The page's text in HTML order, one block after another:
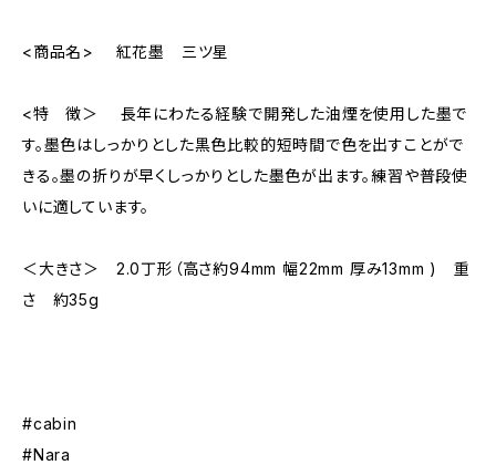
<商品名> 紅花墨 三ツ星
<特 徴＞ 長年にわたる経験で開発した油煙を使用した墨で
す。墨色はしっかりとした黒色比較的短時間で色を出すことがで
きる。墨の折りが早くしっかりとした墨色が出ます。練習や普段使
いに適しています。
＜大きさ＞ 2.0丁形（高さ約94mm 幅22mm 厚み13mm ) 重
さ 約35g
#cabin
#Nara